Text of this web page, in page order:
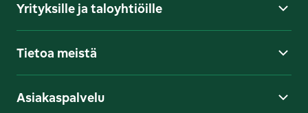
Yrityksille ja taloyhtiöille
Tietoa meistä
Asiakaspalvelu